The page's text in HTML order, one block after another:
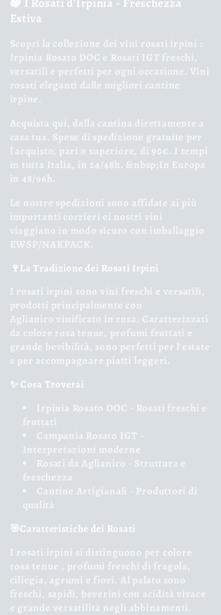
l
l
e
z
i
o
n
e
:
Estiva
Scopri la collezione dei vini rosati irpini :
Irpinia Rosato DOC e Rosati IGT freschi,
versatili e perfetti per ogni occasione. Vini
rosati eleganti dalle migliori cantine
irpine.
Acquista qui, dalla cantina direttamente a
casa tua. Spese di spedizione gratuite per
l'acquisto, pari o superiore, di 90€. I tempi
in tutta Italia, in 24/48h. &nbsp;In Europa
in 48/96h.
Le nostre spedizioni sono affidate ai più
importanti corrieri ei nostri vini
viaggiano in modo sicuro con imballaggio
EWSP/NAKPACK.
🍷La Tradizione dei Rosati Irpini
I rosati irpini sono vini freschi e versatili,
prodotti principalmente con
Aglianico vinificato in rosa. Caratterizzati
da colore rosa tenue, profumi fruttati e
grande bevibilità, sono perfetti per l'estate
e per accompagnare piatti leggeri.
✨ Cosa Troverai
Irpinia Rosato DOC - Rosati freschi e
fruttati
Campania Rosato IGT -
Interpretazioni moderne
Rosati da Aglianico - Struttura e
freschezza
Cantine Artigianali - Produttori di
qualità
🎯Caratteristiche dei Rosati
I rosati irpini si distinguono per colore
rosa tenue , profumi freschi di fragola,
ciliegia, agrumi e fiori. Al palato sono
freschi, sapidi, beverini con acidità vivace
e grande versatilità negli abbinamenti.